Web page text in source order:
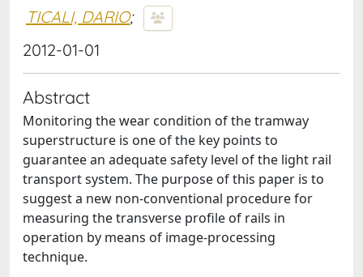
TICALI, DARIO;
2012-01-01
Abstract
Monitoring the wear condition of the tramway
superstructure is one of the key points to
guarantee an adequate safety level of the light rail
transport system. The purpose of this paper is to
suggest a new non-conventional procedure for
measuring the transverse profile of rails in
operation by means of image-processing
technique.